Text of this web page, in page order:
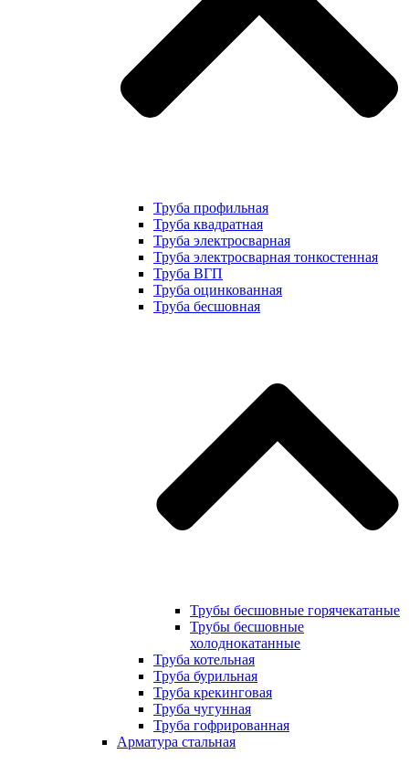
Труба профильная
Труба квадратная
Труба электросварная
Труба электросварная тонкостенная
Труба ВГП
Труба оцинкованная
Труба бесшовная
Трубы бесшовные горячекатаные
Трубы бесшовные
холоднокатанные
Труба котельная
Труба бурильная
Труба крекинговая
Труба чугунная
Труба гофрированная
Арматура стальная